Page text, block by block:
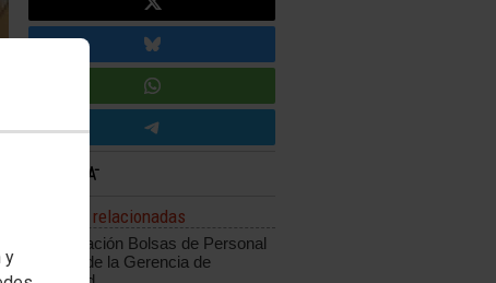
y
Noticias relacionadas
Actualización Bolsas de Personal
Interino de la Gerencia de